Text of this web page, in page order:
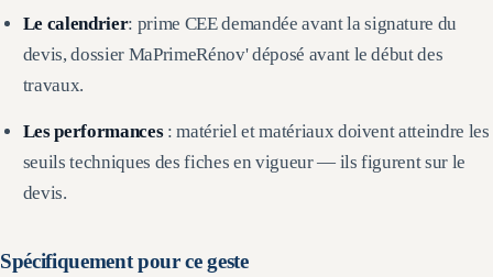
Le calendrier: prime CEE demandée avant la signature du
devis, dossier MaPrimeRénov' déposé avant le début des
travaux.
Les performances: matériel et matériaux doivent atteindre les
seuils techniques des fiches en vigueur — ils figurent sur le
devis.
Spécifiquement pour ce geste